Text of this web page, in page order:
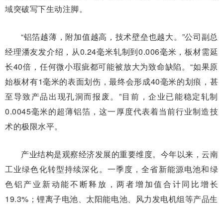
域突破写下生动注脚。
“铝箔越薄，附加值越高，技术壁垒也越大。”公司副总
经理潘友发介绍，从0.24毫米轧制到0.006毫米，板材需延
长40倍，任何微小瑕疵都可能被放大为致命缺陷。“如果原
始板材有1毫米的表面划伤，最终会形成40毫米的划痕，甚
至导致产品出现孔洞而报废。”目前，企业已能稳定轧制
0.0045毫米的超薄铝箔，这一厚度代表着当前行业制造技
术的极限水平。
产业结构是观察经济发展的重要维度。今年以来，云南
工业绿色化转型持续深化。一季度，全省新能源电池和绿
色铝产业新动能不断释放，两者增加值合计同比增长
19.3%；锂离子电池、太阳能电池、风力发电机组等产品生